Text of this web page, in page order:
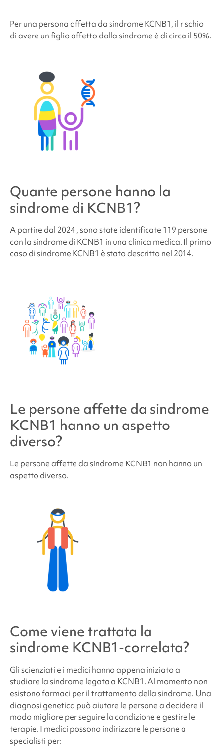
Per una persona affetta dasindrome KCNB1, il rischio
di avere un figlio affetto dalla sindrome è di circa il 50%.
Quante persone hanno la
sindrome di KCNB1?
A partire dal 2024, sono state identificate 119 persone
con la sindrome di KCNB1 in una clinica medica. Il primo
caso disindrome KCNB1 è stato descritto nel 2014.
Le persone affette da sindrome
KCNB1 hanno un aspetto
diverso?
Le persone affette dasindrome KCNB1 non hanno un
aspetto diverso.
Come viene trattata la
sindrome KCNB1-correlata?
Gli scienziati e i medici hanno appena iniziato a
studiare lasindrome legata a KCNB1. Al momento non
esistono farmaci per il trattamento della sindrome. Una
diagnosi genetica può aiutare le persone a decidere il
modo migliore per seguire la condizione e gestire le
terapie. I medici possono indirizzare le persone a
specialisti per: